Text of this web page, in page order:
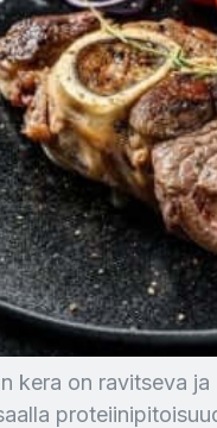
kera on ravitseva